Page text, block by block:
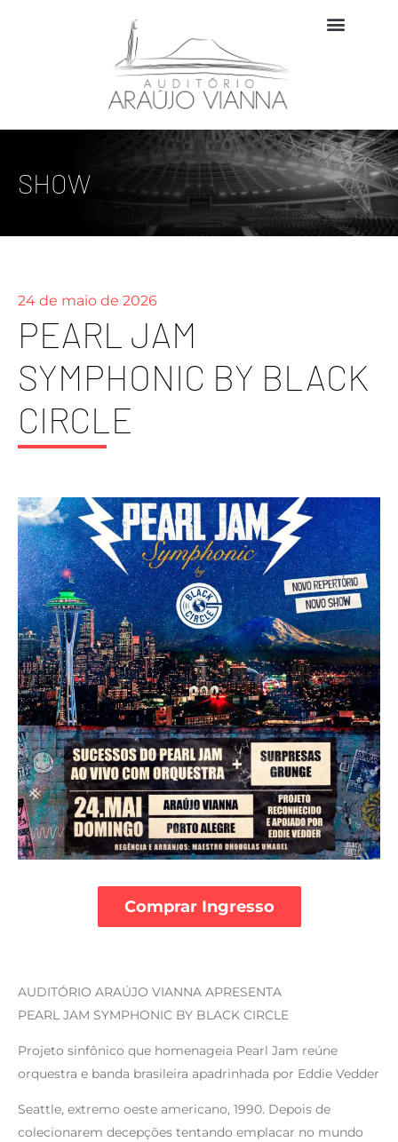
SHOW
24 de maio de 2026
PEARL JAM
SYMPHONIC BY BLACK
CIRCLE
AUDITÓRIO ARAÚJO VIANNA APRESENTA
PEARL JAM SYMPHONIC BY BLACK CIRCLE
Projeto sinfônico que homenageia Pearl Jam reúne
orquestra e banda brasileira apadrinhada por Eddie Vedder
Seattle, extremo oeste americano, 1990. Depois de
colecionarem decepções tentando emplacar no mundo
Comprar Ingresso